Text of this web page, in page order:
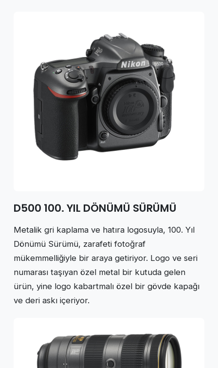
D500 100. YIL DÖNÜMÜ SÜRÜMÜ
Metalik gri kaplama ve hatıra logosuyla, 100. Yıl
Dönümü Sürümü, zarafeti fotoğraf
mükemmelliğiyle bir araya getiriyor. Logo ve seri
numarası taşıyan özel metal bir kutuda gelen
ürün, yine logo kabartmalı özel bir gövde kapağı
ve deri askı içeriyor.